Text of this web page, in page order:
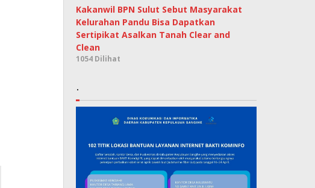
Kakanwil BPN Sulut Sebut Masyarakat
Kelurahan Pandu Bisa Dapatkan
Sertipikat Asalkan Tanah Clear and
Clean
1054 Dilihat
.